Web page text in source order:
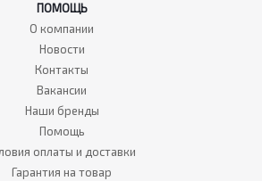
ПОМОЩЬ
О компании
Новости
Контакты
Вакансии
Наши бренды
Помощь
оплаты и доставки
Гарантия на товар